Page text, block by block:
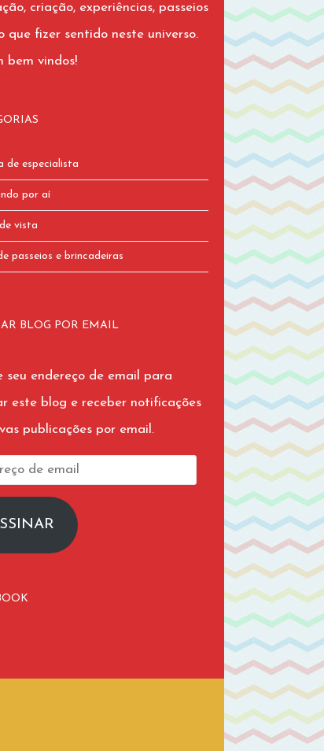
criação, experiências, passeios
que fizer sentido neste universo.
bem vindos!
de especialista
por aí
vista
passeios e brincadeiras
BLOG POR EMAIL
seu endereço de email para
este blog e receber notificações
publicações por email.